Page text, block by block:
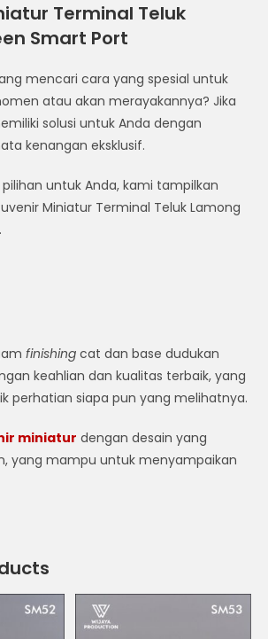
Terminal Teluk
Smart Port
mencari cara yang spesial untuk
atau akan merayakannya? Jika
solusi untuk Anda dengan
kenangan eksklusif.
untuk Anda, kami tampilkan
Miniatur Terminal Teluk Lamong
finishing cat dan base dudukan
keahlian dan kualitas terbaik, yang
perhatian siapa pun yang melihatnya.
miniatur dengan desain yang
yang mampu untuk menyampaikan